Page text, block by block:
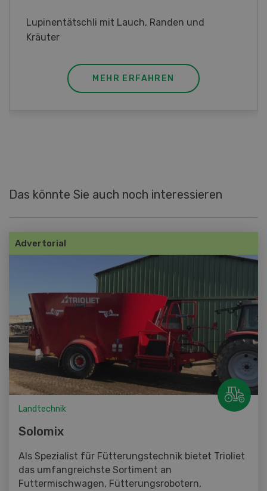
Frühlingsrollen mit Poulet
MEHR ERFAHREN
Das könnte Sie auch noch interessieren
Advertorial
Landtechnik
Solomix
Als Spezialist für Fütterungstechnik bietet Trioliet
das umfangreichste Sortiment an
Futtermischwagen, Fütterungsrobotern,